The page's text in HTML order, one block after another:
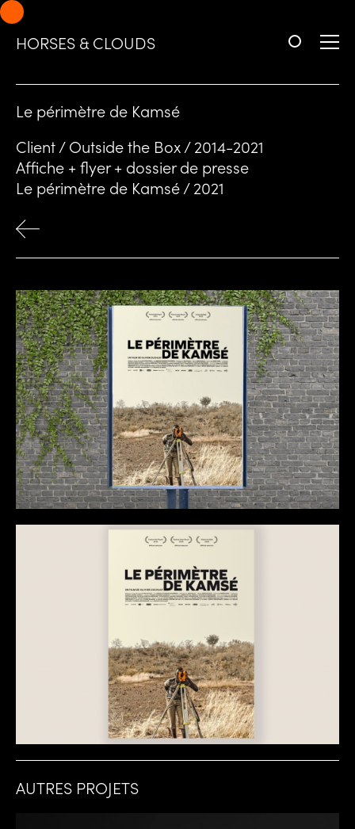
Aller
à
la
Aller
au
contenu
HORSES & CLOUDS
Le périmètre de Kamsé
Client / Outside the Box / 2014-2021
Affiche + flyer + dossier de presse
Le périmètre de Kamsé / 2021
AUTRES PROJETS